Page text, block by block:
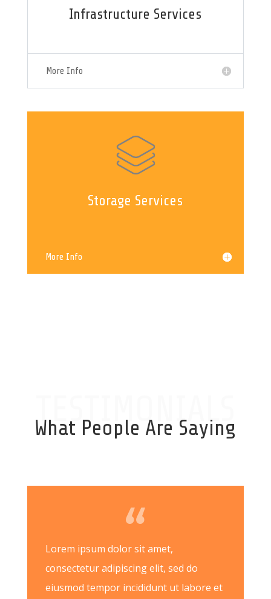
Infrastructure Services
More Info
Storage Services
More Info
TESTIMONIALS
What People Are Saying
Lorem ipsum dolor sit amet,
consectetur adipiscing elit, sed do
eiusmod tempor incididunt ut labore et